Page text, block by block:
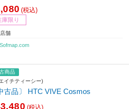
(税込)
庫限り
舗
Sofmap.com
商品
イチティーシー)
古品〕 HTC VIVE Cosmos
(税込)